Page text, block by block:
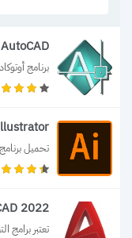
AutoCAD
برنامج
تحميل برنامج Adobe illustrator: أدوبي إليستريتور، وهو...
2022
تعتبر برامج